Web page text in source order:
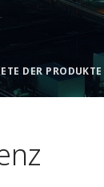
DER PRODUKTE​